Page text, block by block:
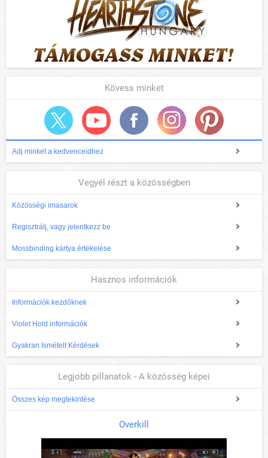
Kövess minket
Adj minket a kedvenceidhez
Vegyél részt a közösségben
Közösségi imasarok
Regisztrálj, vagy jelentkezz be
Mossbinding kártya értékelése
Hasznos információk
Információk kezdőknek
Violet Hold információk
Gyakran Ismételt Kérdések
Legjobb pillanatok - A közösség képei
Összes kép megtekintése
Overkill